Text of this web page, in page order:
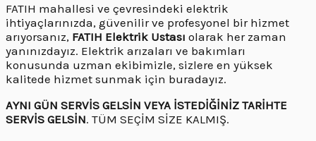
FATIH mahallesi ve çevresindeki elektrik
ihtiyaçlarınızda, güvenilir ve profesyonel bir hizmet
arıyorsanız, FATIH Elektrik Ustası olarak her zaman
yanınızdayız. Elektrik arızaları ve bakımları
konusunda uzman ekibimizle, sizlere en yüksek
kalitede hizmet sunmak için buradayız.
AYNI GÜN SERVİS GELSİN VEYA İSTEDİĞİNİZ TARİHTE
SERVİS GELSİN. TÜM SEÇİM SİZE KALMIŞ.